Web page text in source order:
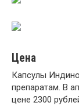
Цена
Капсулы
препаратам. В
цене 2300